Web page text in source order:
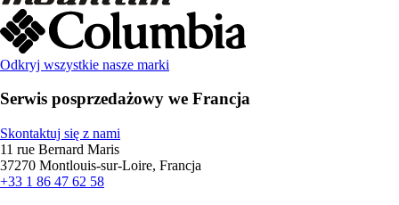
Odkryj wszystkie nasze marki
Serwis posprzedażowy we Francja
Skontaktuj się z nami
11 rue Bernard Maris
37270 Montlouis-sur-Loire, Francja
+33 1 86 47 62 58